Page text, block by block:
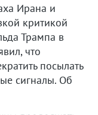
Ирана и
критикой
Трампа в
что
посылать
сигналы. Об